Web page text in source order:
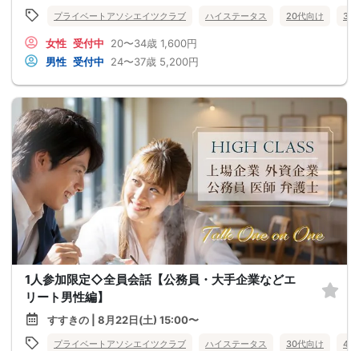
プライベートアソシエイツクラブ ハイステータス 20代向け 30
女性 受付中 20〜34歳 1,600円
男性 受付中 24〜37歳 5,200円
1人参加限定◇全員会話【公務員・大手企業などエ
リート男性編】
すすきの | 8月22日(土) 15:00〜
プライベートアソシエイツクラブ ハイステータス 30代向け 40